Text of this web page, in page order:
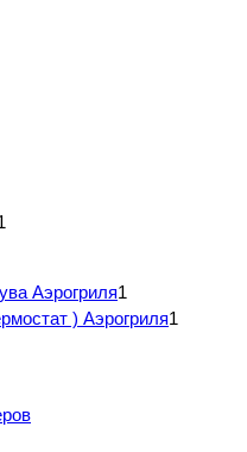
Аэрогриля1
) Аэрогриля1